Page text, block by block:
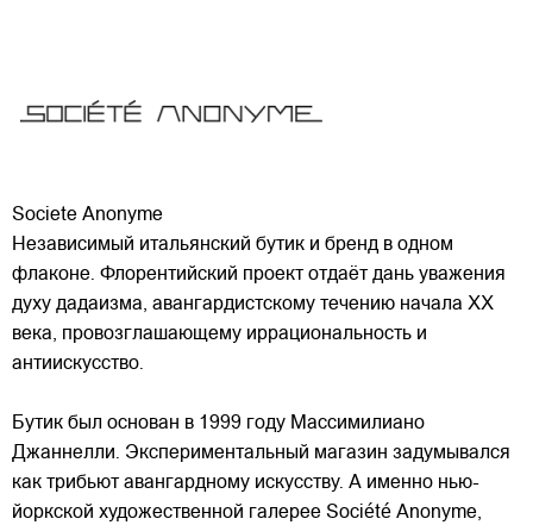
Societe Anonyme
Независимый итальянский бутик и бренд в одном
флаконе. Флорентийский проект отдаёт дань уважения
духу дадаизма, авангардистскому течению начала XX
века, провозглашающему иррациональность и
антиискусство.
Бутик был основан в 1999 году Массимилиано
Джаннелли. Экспериментальный магазин задумывался
как трибьют авангардному искусству. А именно нью-
йоркской художественной галерее Société Anonyme,